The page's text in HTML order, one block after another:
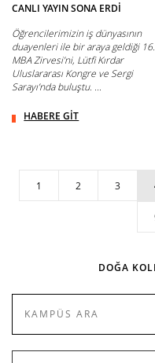
CANLI YAYIN SONA ERDİ
Öğrencilerimizin iş dünyasının
duayenleri ile bir araya geldiği
MBA Zirvesi’ni, Lütfi Kırdar
Uluslararası Kongre ve Sergi
Sarayı’nda buluştu. ...
HABERE GİT
1 2 3
DOĞA